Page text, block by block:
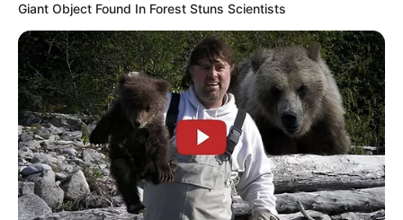
Giant Object Found In Forest Stuns Scientists